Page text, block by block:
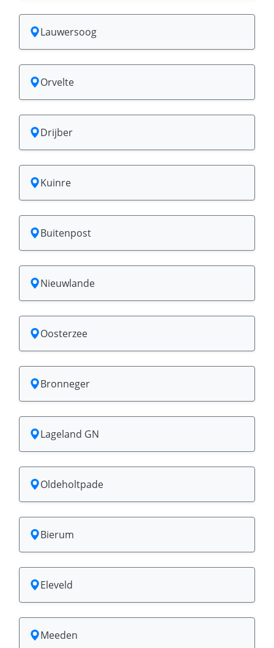
Lauwersoog
Orvelte
Drijber
Kuinre
Buitenpost
Nieuwlande
Oosterzee
Bronneger
Lageland GN
Oldeholtpade
Bierum
Eleveld
Meeden